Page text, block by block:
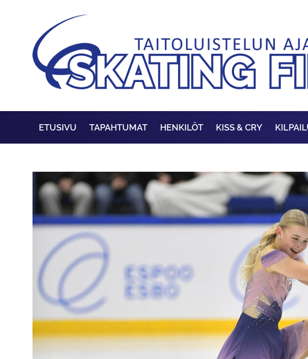
ETUSIVU TAPAHTUMAT HENKILÖT KISS & CRY